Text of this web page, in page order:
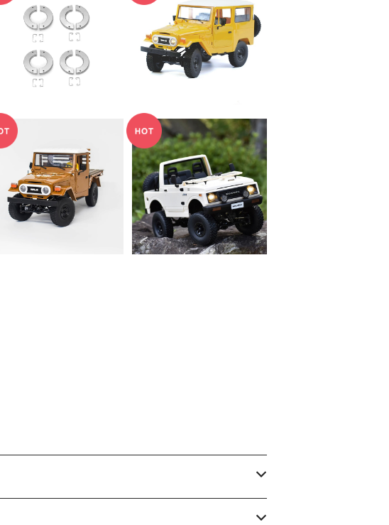
WPL JAPAN ホイール
ウェイトセット（for4x
4）
¥2,640
WPL JAPAN C34
¥11,000
WPL JAPAN C44RT
R
¥14,300
WPL JAPAN スズキ
ジムニー(JA11C) C74
-1 RTR
¥15,800
SOLD OUT